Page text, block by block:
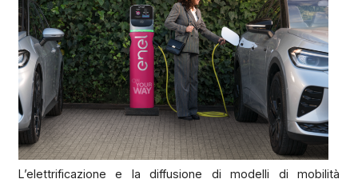
L’elettrificazione e la diffusione di modelli di mobilità